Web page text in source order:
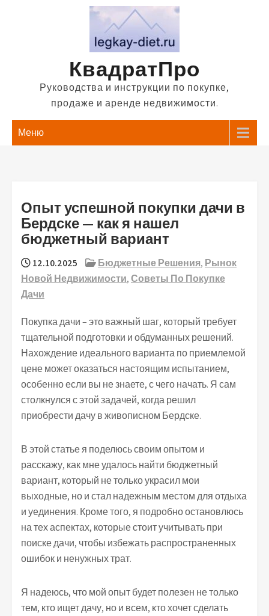
КвадратПро
Руководства и инструкции по покупке,
продаже и аренде недвижимости.
Меню
Опыт успешной покупки дачи в
Бердске — как я нашел
бюджетный вариант
12.10.2025 Бюджетные Решения, Рынок
Новой Недвижимости,Советы По Покупке
Дачи
Покупка дачи – это важный шаг, который требует
тщательной подготовки и обдуманных решений.
Нахождение идеального варианта по приемлемой
цене может оказаться настоящим испытанием,
особенно если вы не знаете, с чего начать. Я сам
столкнулся с этой задачей, когда решил
приобрести дачу в живописном Бердске.
В этой статье я поделюсь своим опытом и
расскажу, как мне удалось найти бюджетный
вариант, который не только украсил мои
выходные, но и стал надежным местом для отдыха
и уединения. Кроме того, я подробно остановлюсь
на тех аспектах, которые стоит учитывать при
поиске дачи, чтобы избежать распространенных
ошибок и ненужных трат.
Я надеюсь, что мой опыт будет полезен не только
тем, кто ищет дачу, но и всем, кто хочет сделать